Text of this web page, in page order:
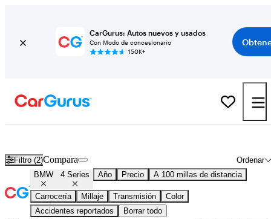
CarGurus: Autos nuevos y usados
Con Modo de concesionario
150K+
Filtro (2) Ordenar
Compara
BMW 4 Series Año Precio A 100 millas de distancia
Carrocería Millaje Transmisión
Color
Accidentes reportados
Borrar todo